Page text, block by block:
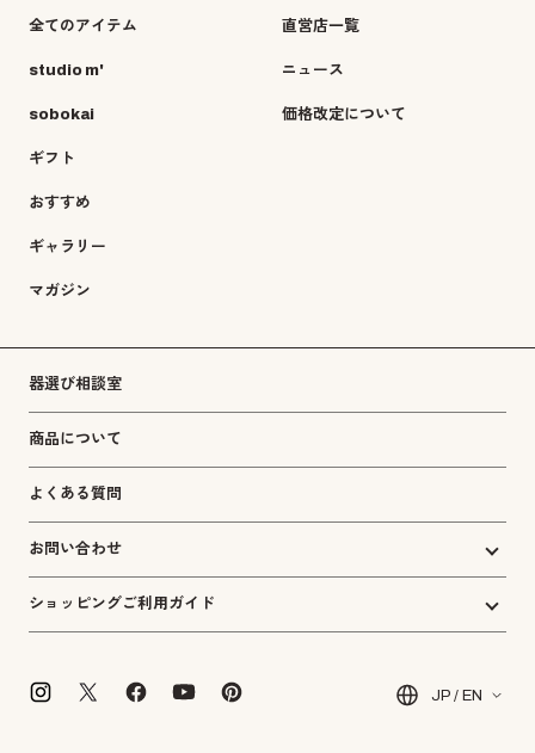
全てのアイテム
studio m'
sobokai
ギフト
おすすめ
ギャラリー
マガジン
直営店一覧
ニュース
価格改定について
器選び相談室
商品について
よくある質問
お問い合わせ
ショッピングご利用ガイド
JP / EN